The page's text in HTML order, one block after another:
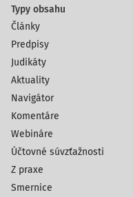
Typy obsahu
Články
Predpisy
Judikáty
Aktuality
Navigátor
Komentáre
Webináre
Účtovné súvzťažnosti
Z praxe
Smernice